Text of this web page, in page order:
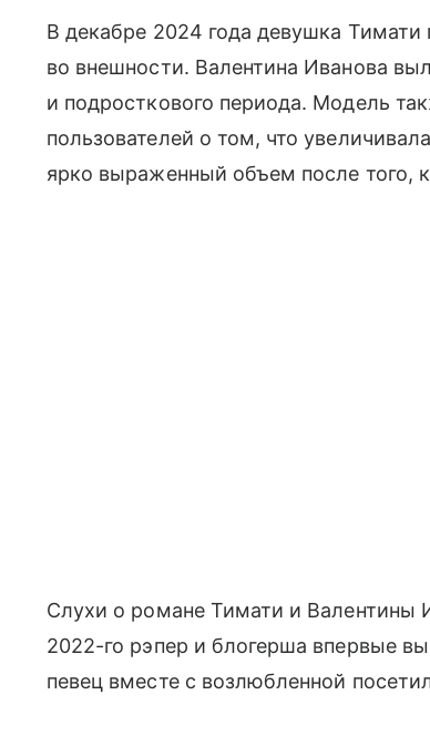
В декабре 2024 года девушка Тимати
во внешности. Валентина Иванова
и подросткового периода. Модель
пользователей о том, что
ярко выраженный объем после того,
Слухи о романе Тимати и Валентины
2022-го рэпер и блогерша впервые
певец вместе с возлюбленной